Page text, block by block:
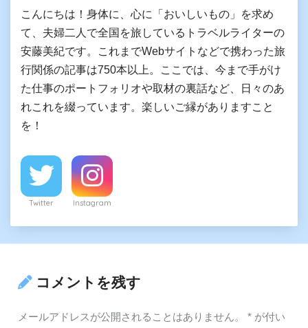
こんにちは！身体に、心に「おいしいもの」を求め
て、夫婦二人で全国を旅しているトラベルライターの
安藤美紀です。これまでWebサイトなどで携わった旅
行関係の記事は750本以上。ここでは、今まで手がけ
た仕事のポートフォリオや取材の裏話など、日々のあ
れこれを綴っています。楽しいご縁がありますこと
を！
Twitter Instagram
コメントを残す
メールアドレスが公開されることはありません。 *が付い